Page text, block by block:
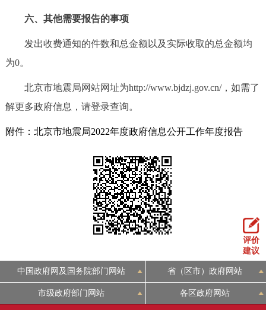
六、其他需要报告的事项
发出收费通知的件数和总金额以及实际收取的总金额均
为0。
北京市地震局网站网址为http://www.bjdzj.gov.cn/，如需了
解更多政府信息，请登录查询。
附件：北京市地震局2022年度政府信息公开工作年度报告
评价
建议
中国政府网及国务院部门网站 省（区市）政府网站
市级政府部门网站 各区政府网站